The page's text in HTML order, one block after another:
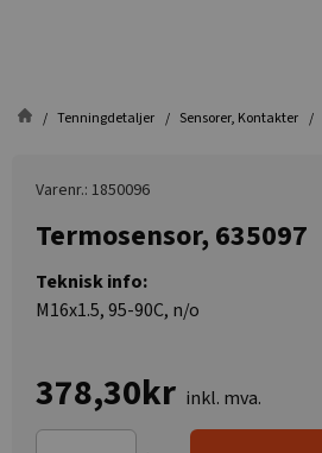
Tenningdetaljer Sensorer, Kontakter
Varenr.: 1850096
Termosensor, 635097
Teknisk info:
M16x1.5, 95-90C, n/o
378,30kr inkl. mva.